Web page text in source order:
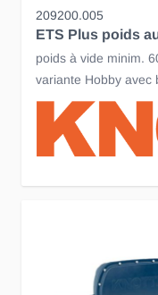
209200.005
ETS Plus poids
poids à vide minim.
variante Hobby avec